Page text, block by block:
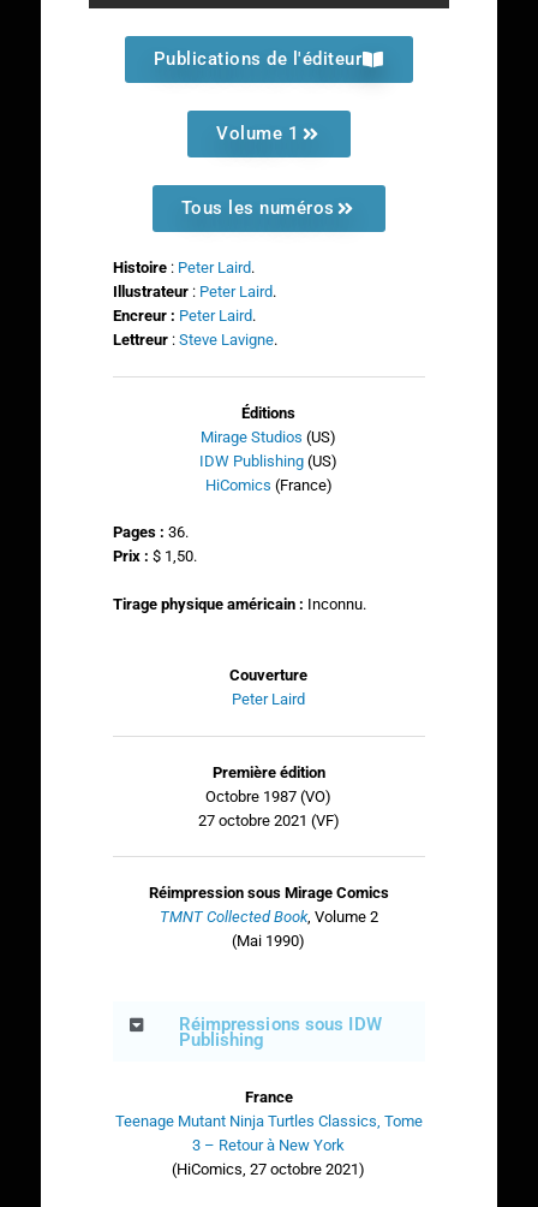
Publications de l'éditeur
Volume 1
Tous les numéros
Histoire: Peter Laird.
Illustrateur : Peter Laird.
Encreur : Peter Laird.
Lettreur : Steve Lavigne.
Éditions
Mirage Studios (US)
IDW Publishing (US)
HiComics (France)
Pages : 36.
Prix : $ 1,50.
Tirage physique américain : Inconnu.
Couverture
Peter Laird
Première édition
Octobre 1987 (VO)
27 octobre 2021 (VF)
Réimpression sous Mirage Comics
TMNT Collected Book, Volume 2
(Mai 1990)
Réimpressions sous IDW
Publishing
France
Teenage Mutant Ninja Turtles Classics, Tome
3 – Retour à New York
(HiComics, 27 octobre 2021)